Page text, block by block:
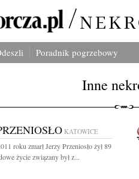
Poradnik pogrzebowy
Inne
KATOWICE
roku zmarł Jerzy Przeniosło żył 89
życie związany był z...